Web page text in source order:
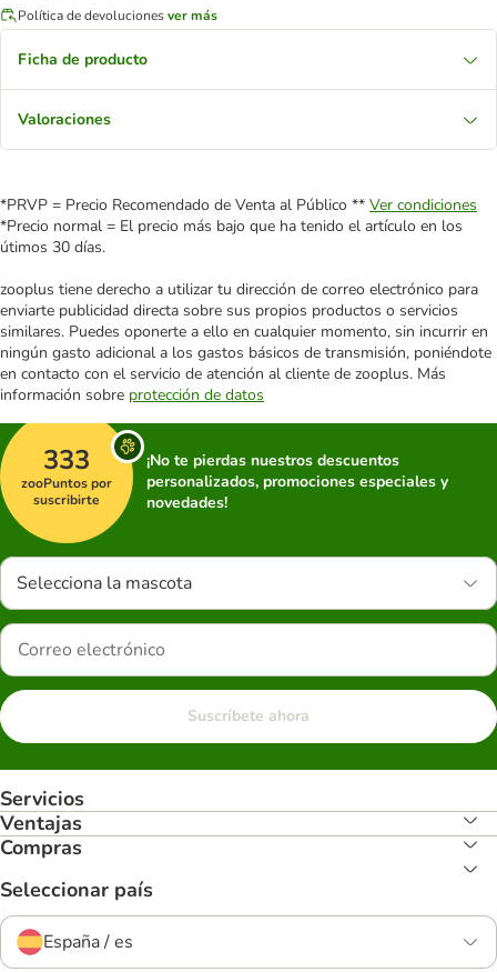
Política de devolucionesver más
Ficha de producto
Valoraciones
*PRVP = Precio Recomendado de Venta al Público ** Ver condiciones
*Precio normal = El precio más bajo que ha tenido el artículo en los
útimos 30 días.
zooplus tiene derecho a utilizar tu dirección de correo electrónico para
enviarte publicidad directa sobre sus propios productos o servicios
similares. Puedes oponerte a ello en cualquier momento, sin incurrir en
ningún gasto adicional a los gastos básicos de transmisión, poniéndote
en contacto con el servicio de atención al cliente de zooplus. Más
información sobre protección de datos
333
zooPuntos por
suscribirte
¡No te pierdas nuestros descuentos
personalizados, promociones especiales y
novedades!
Selecciona la mascota
Suscríbete ahora
Servicios
Ventajas
Compras
Seleccionar país
España / es